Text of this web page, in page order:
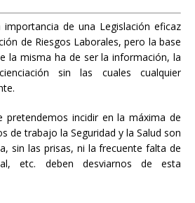
de una Legislación eficaz
de Riesgos Laborales, pero la base
la misma ha de ser la información, la
sin las cuales cualquier
pretendemos incidir en la máxima de
de trabajo la Seguridad y la Salud son
sin las prisas, ni la frecuente falta de
etc. deben desviarnos de esta